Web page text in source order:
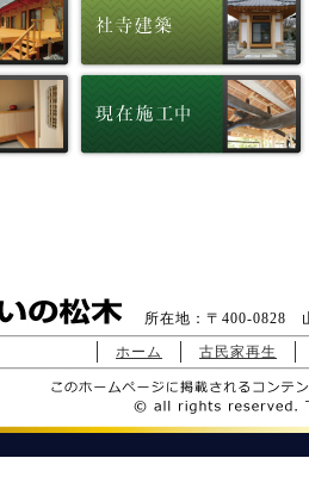
所在地：〒400-0828
ホーム
古民家再生